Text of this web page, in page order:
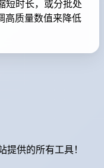
短时长，或分批处
高质量数值来降低
提供的所有工具！